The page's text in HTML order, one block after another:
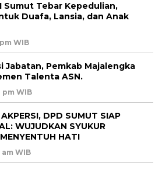
Sumut Tebar Kepedulian,
Duafa, Lansia, dan Anak
WIB
Jabatan, Pemkab Majalengka
Talenta ASN.
pm WIB
DPD SUMUT SIAP
WUJUDKAN SYUKUR
HATI
WIB